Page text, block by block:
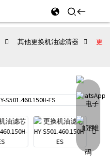
其他更换机油滤清器
更